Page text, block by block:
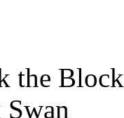
the Block